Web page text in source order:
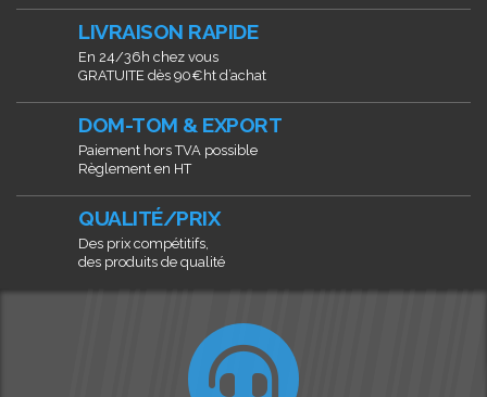
LIVRAISON RAPIDE
En 24/36h chez vous
GRATUITE dès 90€ht d’achat
DOM-TOM & EXPORT
Paiement hors TVA possible
Règlement en HT
QUALITÉ/PRIX
Des prix compétitifs,
des produits de qualité